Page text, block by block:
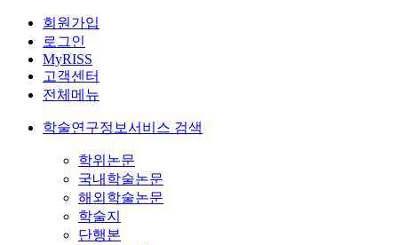
회원가입
로그인
MyRISS
고객센터
전체메뉴
학술연구정보서비스 검색
학위논문
국내학술논문
해외학술논문
학술지
단행본